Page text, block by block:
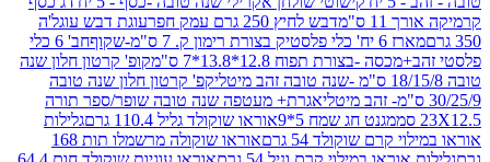
ס"מ
דבש לחיץ 250 גרם עמק חפר
עוגת דבש עוגל'ה
בצורת רימון ק. 7 ס"מ-שקוף
חב' 6 כלי
-בצורת תפוח 12.8*13.8*7 ס"מ
קופ' קרטון חלון שנה
קפ' קרטון חלון שנה טובה
אגרת+ מעטפה שנה טובה שופר/ספר תורה
מגנט חג שמח 5*9
אוראו שוקולד גליל 110.4 גרם
גלילות
קרם שוקולד 54 גרם
אוראו שוקולה מרשמלו תות 168